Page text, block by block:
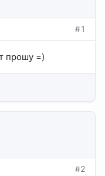
#1
прошу =)
#2